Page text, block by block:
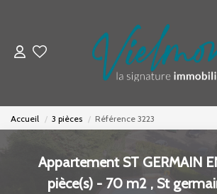
NOS BIENS
Acheter
Louer
Accueil 3 pièces Référence 3223
Appartement ST GERMAIN
pièce(s) - 70 m2 , St